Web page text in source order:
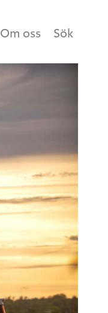
Om oss Sök